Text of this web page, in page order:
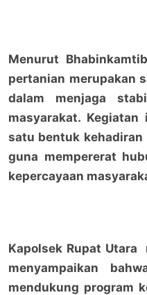
Menurut
pertanian merupakan
dalam menjaga
masyarakat.
satu bentuk kehadiran
guna mempererat
kepercayaan
Kapolsek Rupat Utara
menyampaikan
mendukung program